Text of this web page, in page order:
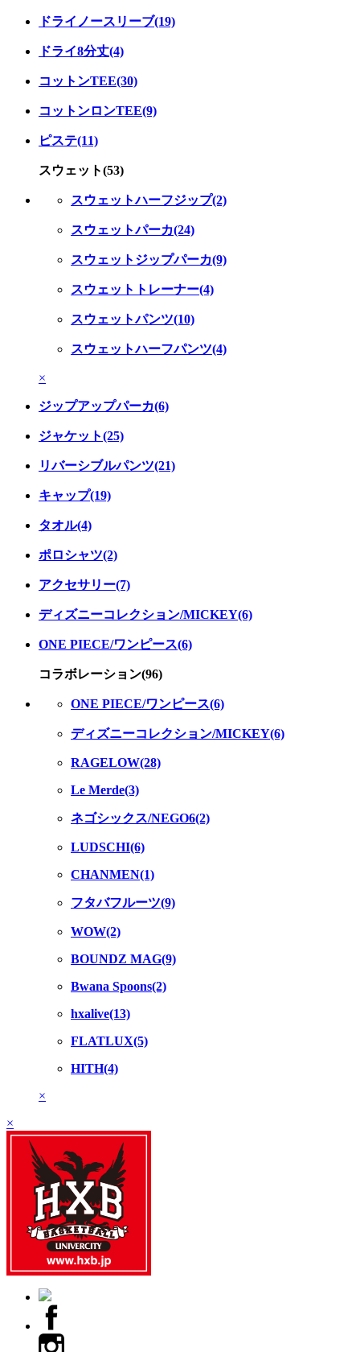
ドライノースリーブ(19)
ドライ8分丈(4)
コットンTEE(30)
コットンロンTEE(9)
ピステ(11)
スウェット(53)
スウェットハーフジップ(2)
スウェットパーカ(24)
スウェットジップパーカ(9)
スウェットトレーナー(4)
スウェットパンツ(10)
スウェットハーフパンツ(4)
×
ジップアップパーカ(6)
ジャケット(25)
リバーシブルパンツ(21)
キャップ(19)
タオル(4)
ポロシャツ(2)
アクセサリー(7)
ディズニーコレクション/MICKEY(6)
ONE PIECE/ワンピース(6)
コラボレーション(96)
ONE PIECE/ワンピース(6)
ディズニーコレクション/MICKEY(6)
RAGELOW(28)
Le Merde(3)
ネゴシックス/NEGO6(2)
LUDSCHI(6)
CHANMEN(1)
フタバフルーツ(9)
WOW(2)
BOUNDZ MAG(9)
Bwana Spoons(2)
hxalive(13)
FLATLUX(5)
HITH(4)
×
×